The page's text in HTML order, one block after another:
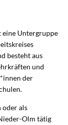
Untergruppe
besteht aus
und
der
oder als
Olm tätig